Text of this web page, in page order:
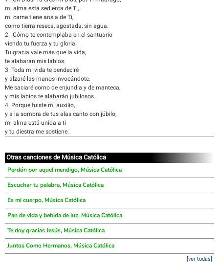
mi alma está sedienta de Ti,
mi carne tiene ansia de Ti,
como tierra reseca, agostada, sin agua.
2. ¡Cómo te contemplaba en el santuario
viendo tu fuerza y tu gloria!
Tu gracia vale más que la vida,
te alabarán mis labios.
3. Toda mi vida te bendeciré
y alzaré las manos invocándote.
Me saciaré como de enjundia y de manteca,
y mis labios te alabarán jubilosos.
4. Porque fuiste mi auxilio,
y a la sombra de tus alas canto con júbilo;
mi alma está unida a ti
y tu diestra me sostiene.
Otras canciones de Música Católica
Perdón por aquel mendigo, Música Católica
Escuchar tu palabra, Música Católica
Es mi cuerpo, Música Católica
Pan de vida y bebida de luz, Música Católica
Te doy gracias Jesús, Música Católica
Juntos Como Hermanos, Música Católica
[ver todas]